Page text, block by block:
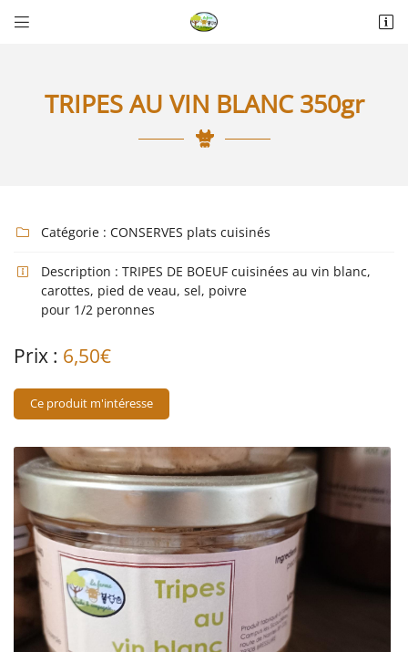
 
La Thérèsière
 Adresse email de réception
Rafraîchir le captcha
En cochant cette case, vous consentez à recevoir nos propositions commerciales à
l'adresse email indiqué ci-dessus. Vous pouvez vous désinscrire à tout moment en
utilisantle formulaire de désinscription
Inscription
TRIPES AU VIN BLANC 350gr
 Catégorie : CONSERVES plats cuisinés
 Description : TRIPES DE BOEUF cuisinées au vin blanc,
carottes, pied de veau, sel, poivre
pour 1/2 peronnes
Prix : 6,50€
Ce produit m'intéresse